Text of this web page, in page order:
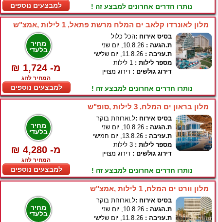
למבצעים נוספים נותרו חדרים אחרונים למבצע זה !
מלון לאונרדו קלאב ים המלח מרשת פתאל, 1 לילות ,אמצ"ש
מחיר
בלעדי
₪ 1,724 -מ
המחיר לזוג
למבצעים נוספים
בסיס אירוח :הכל כלול
ת.הגעה :
ת.עזיבה :
מספר לילות :
דירוג גולשים : דירוג מצויין
נותרו חדרים אחרונים למבצע זה !
מלון בראון ים המלח, 3 לילות ,סופ"ש
מחיר
בלעדי
₪ 4,280 -מ
המחיר לזוג
למבצעים נוספים
בסיס אירוח :ל.וארוחת בוקר
ת.הגעה :
ת.עזיבה :
מספר לילות :
דירוג גולשים : דירוג מצויין
נותרו חדרים אחרונים למבצע זה !
מלון וורט ים המלח, 1 לילות ,אמצ"ש
מחיר
בלעדי
בסיס אירוח :ל.וארוחת בוקר
ת.הגעה :
ת.עזיבה :